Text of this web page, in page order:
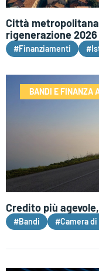
Città
rigenerazione 2026
#Finanziamenti
BANDI E FINANZA
Credito più
#Bandi #Camera